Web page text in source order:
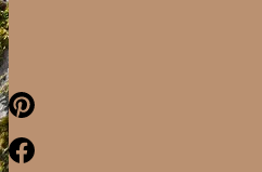
Pinterest
Facebook